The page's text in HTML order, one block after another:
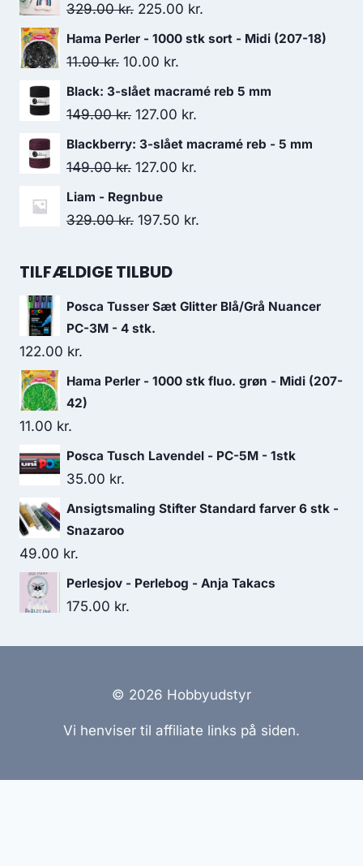
329.00kr. 225.00 kr.
Hama Perler - 1000 stk sort - Midi (207-18)
11.00kr. 10.00 kr.
Black: 3-slået macramé reb 5 mm
149.00kr. 127.00 kr.
Blackberry: 3-slået macramé reb - 5 mm
149.00kr. 127.00 kr.
Liam - Regnbue
329.00kr. 197.50 kr.
TILFÆLDIGE TILBUD
Posca Tusser Sæt Glitter Blå/Grå Nuancer
PC-3M - 4 stk.
122.00 kr.
Hama Perler - 1000 stk fluo. grøn - Midi (207-
42)
11.00 kr.
Posca Tusch Lavendel - PC-5M - 1stk
35.00 kr.
Ansigtsmaling Stifter Standard farver 6 stk -
Snazaroo
49.00 kr.
Perlesjov - Perlebog - Anja Takacs
175.00 kr.
© 2026 Hobbyudstyr
Vi henviser til affiliate links på siden.